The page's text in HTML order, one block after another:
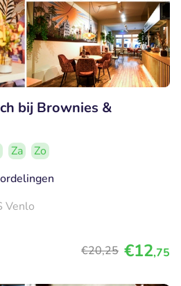
bij Brownies &
Za
Zo
Venlo
€20,25 €12,75